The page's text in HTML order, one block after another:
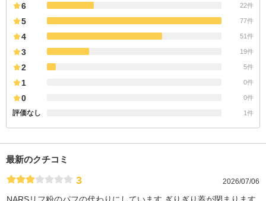
6 22件
5 77件
4 51件
3 19件
2 5件
1 0件
0 0件
評価なし 1件
最新のクチコミ
3 2026/07/06
NARSリフ粉のパフの代わりにしています ぎりぎり蓋が閉まります